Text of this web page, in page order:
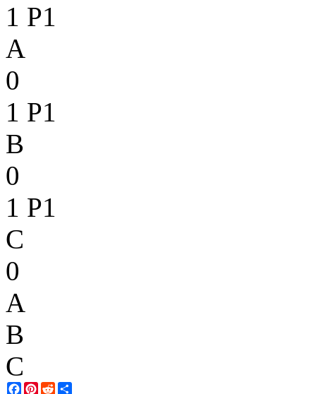
1 P1
A
0
1 P1
B
0
1 P1
C
0
A
B
C
Facebook
Pinterest
Reddit